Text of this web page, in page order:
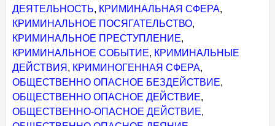
ДЕЯТЕЛЬНОСТЬ, КРИМИНАЛЬНАЯ СФЕРА,
КРИМИНАЛЬНОЕ ПОСЯГАТЕЛЬСТВО,
КРИМИНАЛЬНОЕ ПРЕСТУПЛЕНИЕ,
КРИМИНАЛЬНОЕ СОБЫТИЕ, КРИМИНАЛЬНЫЕ
ДЕЙСТВИЯ , КРИМИНОГЕННАЯ СФЕРА,
ОБЩЕСТВЕННО ОПАСНОЕ БЕЗДЕЙСТВИЕ,
ОБЩЕСТВЕННО ОПАСНОЕ ДЕЙСТВИЕ,
ОБЩЕСТВЕННО-ОПАСНОЕ ДЕЙСТВИЕ,